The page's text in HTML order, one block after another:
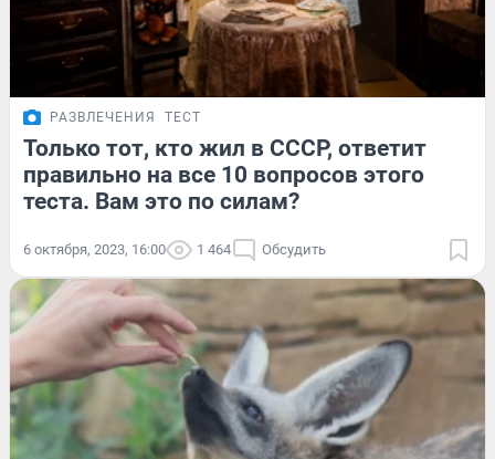
РАЗВЛЕЧЕНИЯ ТЕСТ
Только тот, кто жил в СССР, ответит
правильно на все 10 вопросов этого
теста. Вам это по силам?
6 октября, 2023, 16:00 1 464 Обсудить